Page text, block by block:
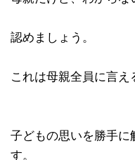
認めましょう。
これは母親全員に言え
子どもの思いを勝手
す。